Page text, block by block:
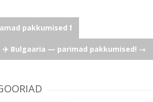
pakkumised ❗
✈️ Bulgaaria — parimad pakkumised! →